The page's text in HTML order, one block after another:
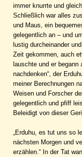
immer knurrte und
Schließlich war alles
und Maus, ein
gelegentlich an – und
lustig durcheinander
Zeit gekommen, auch
lauschte und er begann
nachdenken“, der
meiner Berechnungen
Weisen und Forscher
gelegentlich und pfiff
Beleidigt von dieser
„Erduhu, es tut uns so
nächsten Morgen und
erzählen.“ In der Tat